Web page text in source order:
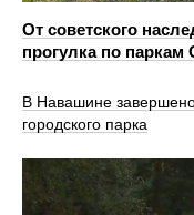
От советского
прогулка по паркам
В Навашине
городского парка